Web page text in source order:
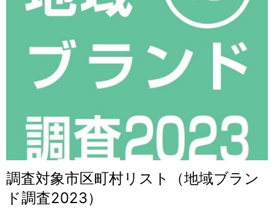
調査対象市区町村リスト（地域ブラン
ド調査2023）